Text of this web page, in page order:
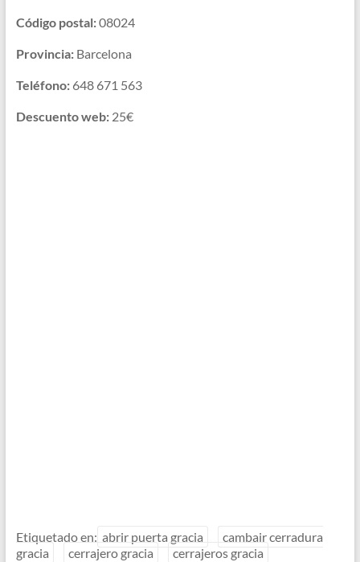
Código postal:08024
Provincia:Barcelona
Teléfono:648 671 563
Descuento web:25€
Etiquetado en: abrir puerta gracia
cambair cerradura
gracia
cerrajero gracia cerrajeros gracia